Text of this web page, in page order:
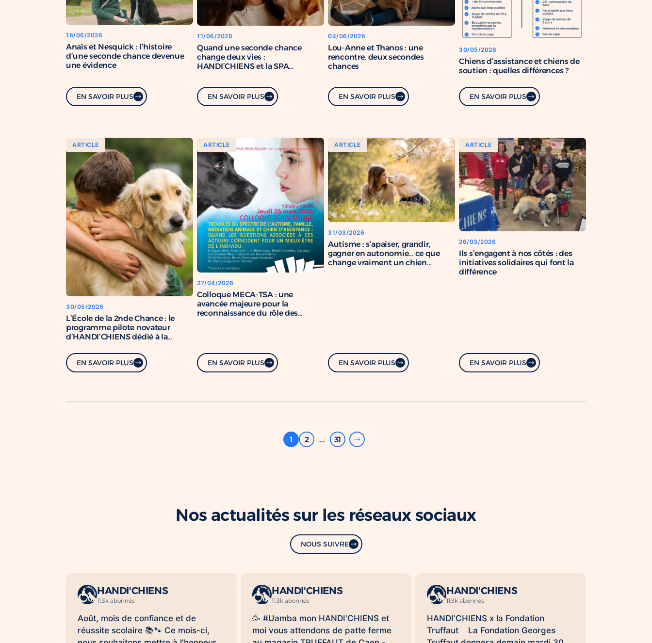
18/06/2026
Anaïs et Nesquick : l’histoire
d’une seconde chance devenue
une évidence
EN SAVOIR PLUS
11/06/2026
Quand une seconde chance
change deux vies :
HANDI’CHIENS et la SPA
commun
EN SAVOIR PLUS
04/06/2026
Lou-Anne et Thanos : une
rencontre, deux secondes
chances
EN SAVOIR PLUS
30/05/2026
Chiens d’assistance et chiens de
soutien : quelles différences ?
EN SAVOIR PLUS
ARTICLE
30/05/2026
L’École de la 2nde Chance : le
programme pilote novateur
d’HANDI’CHIENS dédié à la
EN SAVOIR PLUS
ARTICLE
27/04/2026
Colloque MECA-TSA : une
avancée majeure pour la
reconnaissance du rôle des
EN SAVOIR PLUS
ARTICLE
31/03/2026
Autisme : s’apaiser, grandir,
gagner en autonomie… ce que
change vraiment un chien
EN SAVOIR PLUS
ARTICLE
26/03/2026
Ils s’engagent à nos côtés : des
initiatives solidaires qui font la
différence
EN SAVOIR PLUS
1 2 ... 31
Nos actualités sur les réseaux sociaux
NOUS SUIVRE
HANDI'CHIENS
11.3k abonnés
Août, mois de confiance et de
réussite scolaire 📚🐾 Ce mois-ci,
HANDI'CHIENS
11.3k abonnés
🥳 #Uamba mon HANDI'CHIENS et
moi vous attendons de patte ferme
HANDI'CHIENS
11.3k abonnés
HANDI'CHIENS x la Fondation
Truffaut La Fondation Georges